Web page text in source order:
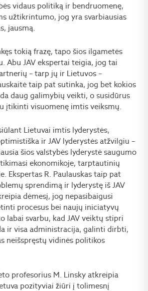
vidaus politiką ir bendruomenę,
užtikrintumo, jog yra svarbiausias
jausmą.
tokią frazę, tapo šios ilgametės
Abu JAV ekspertai teigia, jog tai
– tarp jų ir Lietuvos –
taip pat sutinka, jog bet kokios
daug galimybių veikti, o susidūrus
įtikinti visuomenę imtis veiksmų.
Lietuvai imtis lyderystės,
ir JAV lyderystės atžvilgiu –
šios valstybės lyderystė saugumo
ekonomikoje, tarptautinių
Ekspertas R. Paulauskas taip pat
sprendimą ir lyderystę iš JAV
dėmesį, jog nepasibaigusi
procesus bei naujų iniciatyvų
labai svarbu, kad JAV veiktų stipri
ir visa administracija, galinti dirbti,
neišspręstų vidinės politikos
profesorius M. Linsky atkreipia
pozityviai žiūri į tolimesnį